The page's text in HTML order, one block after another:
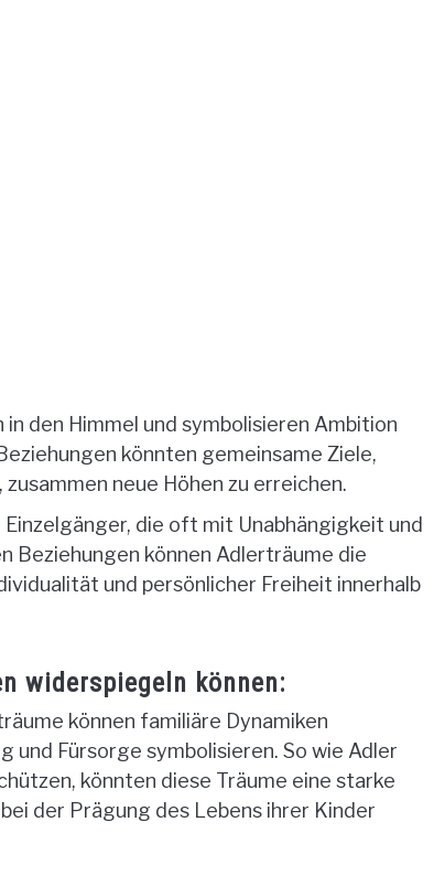
den Himmel und symbolisieren Ambition
könnten gemeinsame Ziele,
neue Höhen zu erreichen.
Einzelgänger, die oft mit Unabhängigkeit und
Beziehungen können Adlerträume die
und persönlicher Freiheit innerhalb
widerspiegeln können:
können familiäre Dynamiken
und Fürsorge symbolisieren. So wie Adler
könnten diese Träume eine starke
der Prägung des Lebens ihrer Kinder